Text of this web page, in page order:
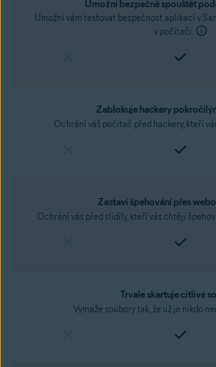
Umožní bezpečně spouštět
Umožní vám testovat bezpečnost aplikací v
v počítači.
Zablokuje hackery
Ochrání váš počítač před hackery, kteří
Zastaví špehování přes
Ochrání vás před slídily, kteří vás chtějí
Trvale skartuje citlivé
Vymaže soubory tak, že už je nikdo